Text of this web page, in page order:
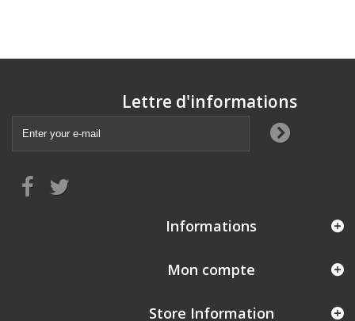
Lettre d'informations
Informations
Mon compte
Store Information